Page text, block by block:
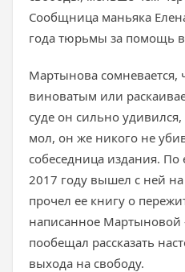
Сообщница маньяка
года тюрьмы за помощь
Мартынова сомневается,
виноватым или
суде он сильно
мол, он же никого не
собеседница издания. По
2017 году вышел с ней на
прочел ее книгу о
написанное
пообещал рассказать
выхода на свободу.